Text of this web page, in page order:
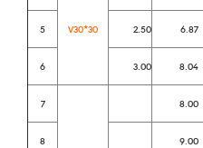
V30*30
5 2.50 6.87
6 3.00 8.04
7 8.00
8 9.00